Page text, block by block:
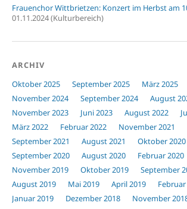
Frauenchor Wittbrietzen: Konzert im Herbst am
01.11.2024 (Kulturbereich)
ARCHIV
Oktober 2025
September 2025
März 2025
November 2024
September 2024 August
November 2023
Juni 2023 August 2022
März 2022
Februar 2022
November 2021
September 2021
August 2021
Oktober 2020
September 2020
August 2020 Februar 2020
November 2019
Oktober 2019
September
August 2019
Mai 2019 April 2019
Januar 2019
Dezember 2018
November